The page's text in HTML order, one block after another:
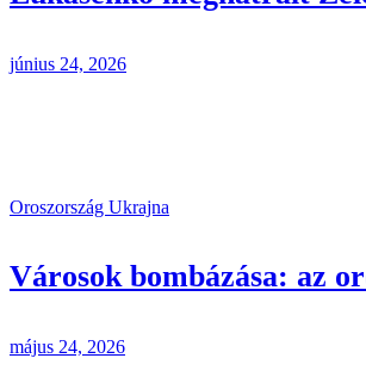
június 24, 2026
Oroszország Ukrajna
Városok bombázása: az
május 24, 2026